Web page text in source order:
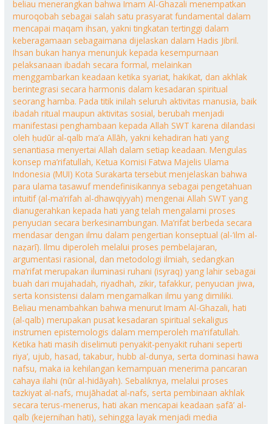
beliau menerangkan bahwa Imam Al-Ghazali menempatkan
muroqobah sebagai salah satu prasyarat fundamental dalam
mencapai maqam ihsan, yakni tingkatan tertinggi dalam
keberagamaan sebagaimana dijelaskan dalam Hadis Jibril.
Ihsan bukan hanya menunjuk kepada kesempurnaan
pelaksanaan ibadah secara formal, melainkan
menggambarkan keadaan ketika syariat, hakikat, dan akhlak
berintegrasi secara harmonis dalam kesadaran spiritual
seorang hamba. Pada titik inilah seluruh aktivitas manusia, baik
ibadah ritual maupun aktivitas sosial, berubah menjadi
manifestasi penghambaan kepada Allah SWT karena dilandasi
oleh ḥuḍūr al-qalb ma’a Allāh, yakni kehadiran hati yang
senantiasa menyertai Allah dalam setiap keadaan. Mengulas
konsep ma’rifatullah, Ketua Komisi Fatwa Majelis Ulama
Indonesia (MUI) Kota Surakarta tersebut menjelaskan bahwa
para ulama tasawuf mendefinisikannya sebagai pengetahuan
intuitif (al-ma’rifah al-dhawqiyyah) mengenai Allah SWT yang
dianugerahkan kepada hati yang telah mengalami proses
penyucian secara berkesinambungan. Ma’rifat berbeda secara
mendasar dengan ilmu dalam pengertian konseptual (al-‘ilm al-
naẓarī). Ilmu diperoleh melalui proses pembelajaran,
argumentasi rasional, dan metodologi ilmiah, sedangkan
ma’rifat merupakan iluminasi ruhani (isyraq) yang lahir sebagai
buah dari mujahadah, riyadhah, zikir, tafakkur, penyucian jiwa,
serta konsistensi dalam mengamalkan ilmu yang dimiliki.
Beliau menambahkan bahwa menurut Imam Al-Ghazali, hati
(al-qalb) merupakan pusat kesadaran spiritual sekaligus
instrumen epistemologis dalam memperoleh ma’rifatullah.
Ketika hati masih diselimuti penyakit-penyakit ruhani seperti
riya’, ujub, hasad, takabur, hubb al-dunya, serta dominasi hawa
nafsu, maka ia kehilangan kemampuan menerima pancaran
cahaya ilahi (nūr al-hidāyah). Sebaliknya, melalui proses
tazkiyat al-nafs, mujāhadat al-nafs, serta pembinaan akhlak
secara terus-menerus, hati akan mencapai keadaan ṣafā’ al-
qalb (kejernihan hati), sehingga layak menjadi media